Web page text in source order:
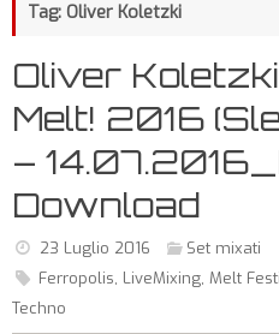
Tag: Oliver Koletzki
Oliver
Melt! 2016
–
Download
23 Luglio 2016
Set mixati
Ferropolis, LiveMixing, Melt
Techno